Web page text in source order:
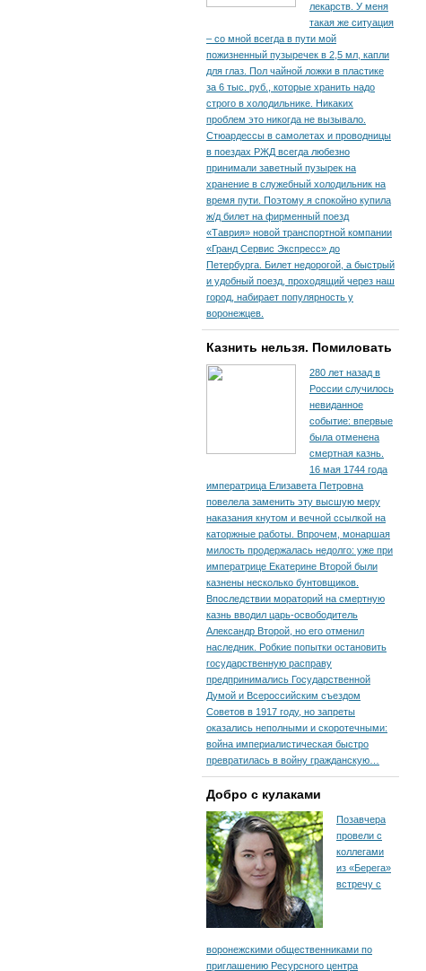
лекарств. У меня
такая же ситуация
– со мной всегда в пути мой
пожизненный пузыречек в 2,5 мл, капли
для глаз. Пол чайной ложки в пластике
за 6 тыс. руб., которые хранить надо
строго в холодильнике. Никаких
проблем это никогда не вызывало.
Стюардессы в самолетах и проводницы
в поездах РЖД всегда любезно
принимали заветный пузырек на
хранение в служебный холодильник на
время пути. По­этому я спокойно купила
ж/д билет на фирменный поезд
«Таврия» новой транспортной компании
«Гранд Сервис Экспресс» до
Петербурга. Билет недорогой, а быстрый
и удобный поезд, проходящий через наш
город, набирает популярность у
воронежцев.
Казнить нельзя. Помиловать
280 лет назад в
России случилось
невиданное
событие: впервые
была отменена
смертная казнь.
16 мая 1744 года
императрица Елизавета Петровна
повелела заменить эту высшую меру
наказания кнутом и вечной ссылкой на
каторжные работы. Впрочем, монаршая
милость продержалась недолго: уже при
императрице Екатерине Второй были
казнены несколько бунтовщиков.
Впоследствии мораторий на смертную
казнь вводил царь-освободитель
Александр Второй, но его отменил
наследник. Робкие попытки остановить
государственную расправу
предпринимались Государственной
Думой и Всероссийским съездом
Советов в 1917 году, но запреты
оказались неполными и скоротечными:
война империалистическая быстро
превратилась в войну гражданскую…
Добро с кулаками
Позавчера
провели с
коллегами
из «Берега»
встречу с
воронежскими общественниками по
приглашению Ресурсного центра